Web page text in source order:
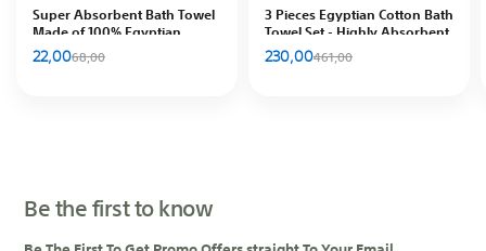
Super Absorbent Bath Towel
Made of 100% Egyptian
Cotton, Silver
22,0068,00
3 Pieces Egyptian Cotton Bath
Towel Set - Highly Absorbent
100%, Includes Robe + Two
Towels 140×70, 90×50 cm,
230,00461,00
Be the first to know